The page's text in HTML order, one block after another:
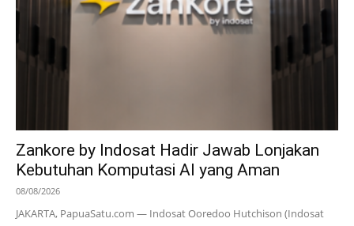
Zankore by Indosat Hadir Jawab Lonjakan
Kebutuhan Komputasi AI yang Aman
08/08/2026
JAKARTA, PapuaSatu.com — Indosat Ooredoo Hutchison (Indosat